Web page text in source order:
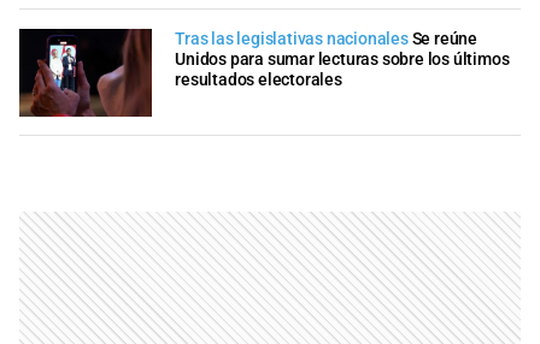
Tras las legislativas nacionalesSe reúne
Unidos para sumar lecturas sobre los últimos
resultados electorales